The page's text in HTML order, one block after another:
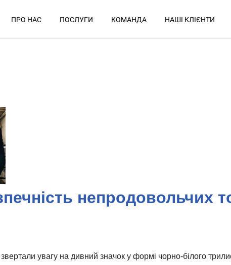
ПРО НАС ПОСЛУГИ КОМАНДА НАШІ КЛІЄНТИ
непродовольчих
увагу на дивний значок у формі чорно-білого